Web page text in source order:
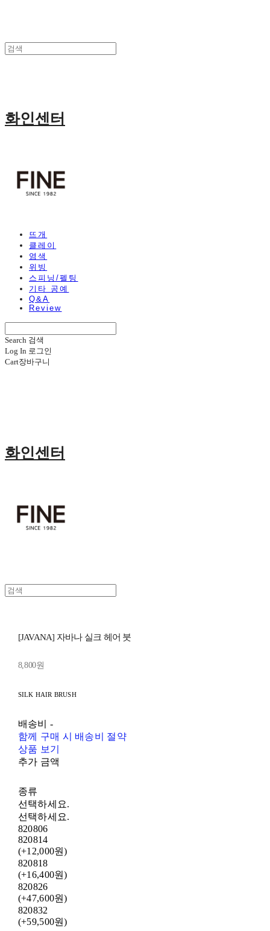
화인센터
뜨개
클레이
염색
위빙
스피닝/펠팅
기타 공예
Q&A
Review
Search 검색
Log In 로그인
Cart장바구니
화인센터
[JAVANA] 자바나 실크 헤어 붓
8,800원
SILK HAIR BRUSH
배송비 -
함께 구매 시 배송비 절약
상품 보기
추가 금액
종류
선택하세요.
선택하세요.
820806
820814
(+12,000원)
820818
(+16,400원)
820826
(+47,600원)
820832
(+59,500원)